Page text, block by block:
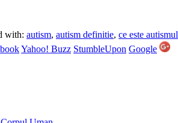
with: autism, autism definitie, ce este autismul
Yahoo! Buzz StumbleUpon Google